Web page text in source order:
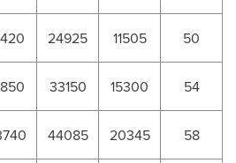
24925 11505 50
33150 15300 54
44085 20345 58